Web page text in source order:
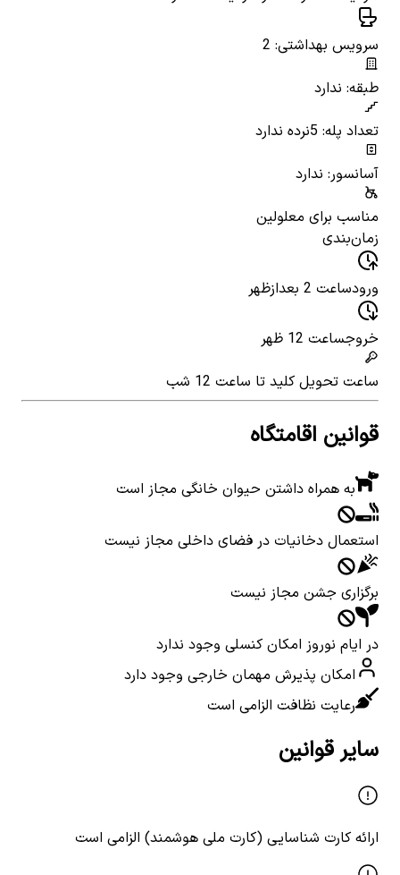
سرویس بهداشتی: 2
طبقه: ندارد
تعداد پله: 5
نرده ندارد
آسانسور: ندارد
مناسب برای معلولین
زمان‌بندی
ورودساعت 2 بعدازظهر
خروجساعت 12 ظهر
ساعت تحویل کلید تا ساعت 12 شب
قوانین اقامتگاه
به همراه داشتن حیوان خانگی مجاز است
استعمال دخانیات در فضای داخلی مجاز نیست
برگزاری جشن مجاز نیست
در ایام نوروز امکان کنسلی وجود ندارد
امکان پذیرش مهمان خارجی وجود دارد
رعایت نظافت الزامی است
سایر قوانین
ارائه کارت شناسایی (کارت ملی هوشمند) الزامی است